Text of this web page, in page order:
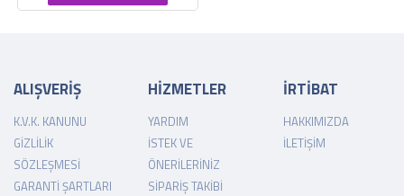
ALIŞVERİŞ
K.V.K. KANUNU
GIZLILIK
SÖZLEŞMESI
GARANTI ŞARTLARI
HİZMETLER
YARDIM
İSTEK VE
ÖNERILERINIZ
SIPARIŞ TAKIBI
İRTİBAT
HAKKIMIZDA
İLETIŞIM